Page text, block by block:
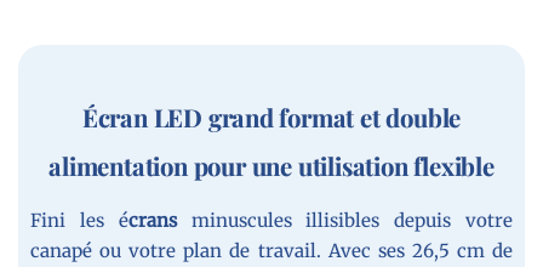
Écran LED grand format et double
alimentation pour une utilisation flexible
Fini les écransminuscules illisibles depuis votre
canapé ou votre plan de travail. Avec ses 26,5 cm de